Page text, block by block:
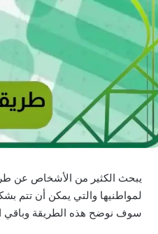
يبحث الكثير من الأشخاص عن
لمواطنيها والتي يمكن أن تتم
سوف نوضح هذه الطريقة وباقي